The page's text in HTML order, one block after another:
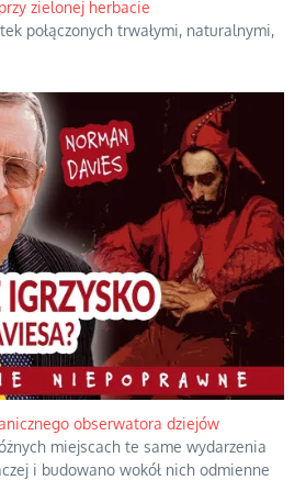
zielonej herbacie
połączonych trwałymi, naturalnymi,
obserwatora dziejów
miejscach te same wydarzenia
i budowano wokół nich odmienne